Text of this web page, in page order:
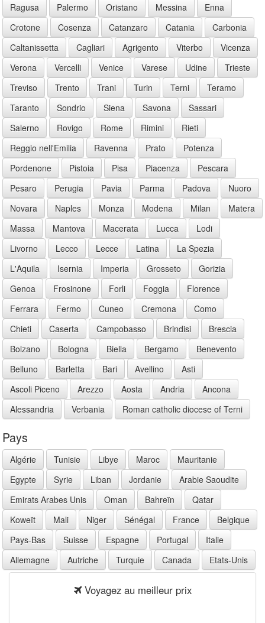
Ragusa
Palermo Oristano Messina
Enna
Crotone
Cosenza Catanzaro Catania
Carbonia
Caltanissetta
Cagliari Agrigento Viterbo
Vicenza
Verona
Vercelli Venice Varese Udine
Trieste
Treviso
Trento Trani Turin Terni
Teramo
Taranto
Sondrio Siena Savona
Sassari
Salerno
Rovigo Rome Rimini
Rieti
Reggio nell'Emilia
Ravenna Prato
Potenza
Pordenone
Pistoia Pisa Piacenza
Pescara
Pesaro
Perugia Pavia Parma Padova
Nuoro
Novara
Naples Monza Modena Milan
Matera
Massa
Mantova Macerata Lucca
Lodi
Livorno
Lecco Lecce Latina
La Spezia
L'Aquila
Isernia Imperia Grosseto
Gorizia
Genoa
Frosinone Forli Foggia
Florence
Ferrara
Fermo Cuneo Cremona
Como
Chieti
Caserta Campobasso Brindisi
Brescia
Bolzano
Bologna Biella Bergamo
Benevento
Belluno
Barletta Bari Avellino
Asti
Ascoli Piceno
Arezzo Aosta Andria
Ancona
Alessandria
Verbania Roman catholic diocese of Terni
Pays
Algérie Tunisie Libye Maroc
Mauritanie
Egypte
Syrie Liban Jordanie
Arabie Saoudite
Emirats Arabes Unis
Oman Bahreïn
Qatar
Koweït
Mali Niger Sénégal France
Belgique
Pays-Bas
Suisse Espagne Portugal
Italie
Allemagne
Autriche Turquie Canada Etats-Unis
Voyagez au meilleur prix